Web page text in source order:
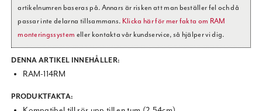
artikelnumren baseras på. Annars är risken att man beställer fel och då
passar inte delarna tillsammans. Klicka här för mer fakta om RAM
monteringssystem eller kontakta vår kundservice, så hjälper vi dig.
DENNA ARTIKEL INNEHÅLLER:
RAM-114RM
PRODUKTFAKTA: